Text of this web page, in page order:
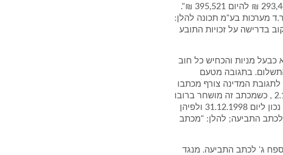
שחייבים לחברה לפי מאזן ל-31.12.1998- את חלקך 293,469 ₪ להיום 395,521 ₪".
מערכות בע"מ תכונה להלן:
בדרישה על זכויות התובע
כבעל מניות והכחיש כל חוב
בתגובה מטעם
נענה התובע כי ההליך יוקפא עד ליום 1.4.2006. לתגובת המדינה צורף מכתבו
של רו"ח החברה ממשרד כרמי חדד ושות' מיום 2.12.2004 , כשמכתב זה מושחר ברובו
למעט סעיף 2 המפרט את יתרות החובה בספרי החברה נכון ליום 31.12.1998 ולפיהן
בסך 293,469 ₪ (נספח ב' לכתב התביעה; להלן: "מכתב
הגיש הוא השגה ביום 2.4.2006 , ראו נספח ג' לכתב התביעה. מנגד